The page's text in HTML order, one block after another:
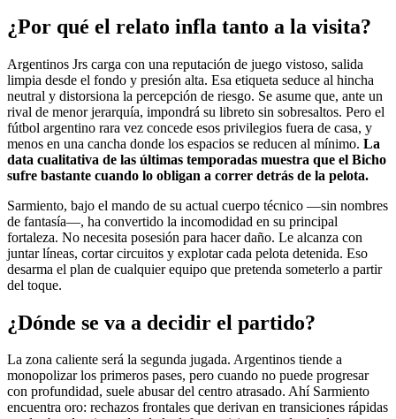
¿Por qué el relato infla tanto a la visita?
Argentinos Jrs carga con una reputación de juego vistoso, salida
limpia desde el fondo y presión alta. Esa etiqueta seduce al hincha
neutral y distorsiona la percepción de riesgo. Se asume que, ante un
rival de menor jerarquía, impondrá su libreto sin sobresaltos. Pero el
fútbol argentino rara vez concede esos privilegios fuera de casa, y
menos en una cancha donde los espacios se reducen al mínimo. La
data cualitativa de las últimas temporadas muestra que el Bicho
sufre bastante cuando lo obligan a correr detrás de la pelota.
Sarmiento, bajo el mando de su actual cuerpo técnico —sin nombres
de fantasía—, ha convertido la incomodidad en su principal
fortaleza. No necesita posesión para hacer daño. Le alcanza con
juntar líneas, cortar circuitos y explotar cada pelota detenida. Eso
desarma el plan de cualquier equipo que pretenda someterlo a partir
del toque.
¿Dónde se va a decidir el partido?
La zona caliente será la segunda jugada. Argentinos tiende a
monopolizar los primeros pases, pero cuando no puede progresar
con profundidad, suele abusar del centro atrasado. Ahí Sarmiento
encuentra oro: rechazos frontales que derivan en transiciones rápidas